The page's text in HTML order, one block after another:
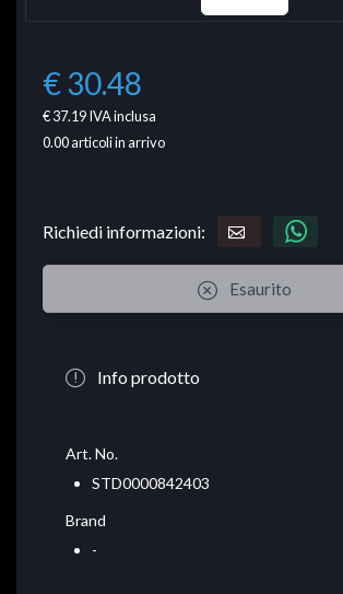
€ 30.48
€ 37.19IVA inclusa
0.00articoli in arrivo
Richiedi informazioni:
Esaurito
Info prodotto
Art. No.
STD0000842403
Brand
-